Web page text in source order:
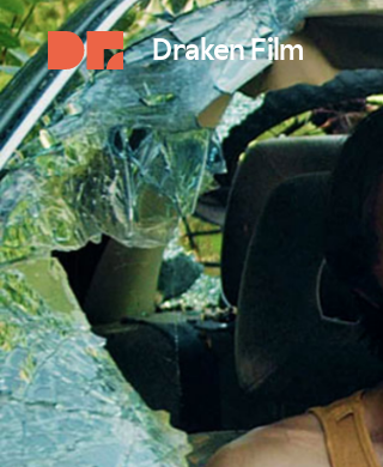
Draken Film